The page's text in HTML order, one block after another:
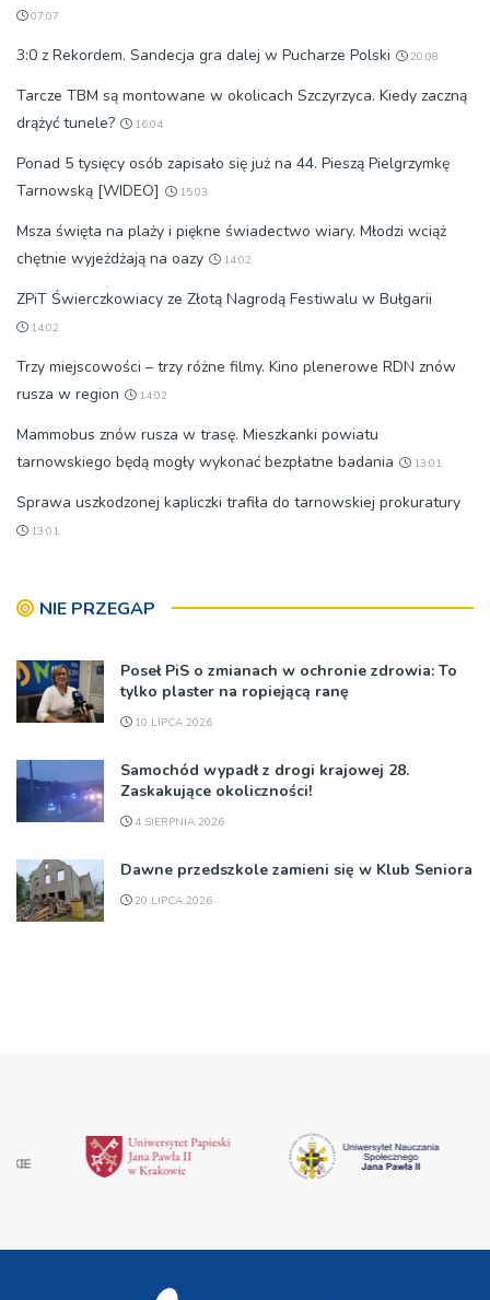
07:07
3:0 z Rekordem. Sandecja gra dalej w Pucharze Polski 20:08
Tarcze TBM są montowane w okolicach Szczyrzyca. Kiedy zaczną
drążyć tunele?
16:04
Ponad 5 tysięcy osób zapisało się już na 44. Pieszą Pielgrzymkę
Tarnowską [WIDEO]
15:03
Msza święta na plaży i piękne świadectwo wiary. Młodzi wciąż
chętnie wyjeżdżają na oazy
14:02
ZPiT Świerczkowiacy ze Złotą Nagrodą Festiwalu w Bułgarii
14:02
Trzy miejscowości – trzy różne filmy. Kino plenerowe RDN znów
rusza w region
14:02
Mammobus znów rusza w trasę. Mieszkanki powiatu
tarnowskiego będą mogły wykonać bezpłatne badania
13:01
Sprawa uszkodzonej kapliczki trafiła do tarnowskiej prokuratury
13:01
NIE PRZEGAP
Poseł PiS o zmianach w ochronie zdrowia: To
tylko plaster na ropiejącą ranę
10 LIPCA 2026
Samochód wypadł z drogi krajowej 28.
Zaskakujące okoliczności!
4 SIERPNIA 2026
Dawne przedszkole zamieni się w Klub Seniora
20 LIPCA 2026